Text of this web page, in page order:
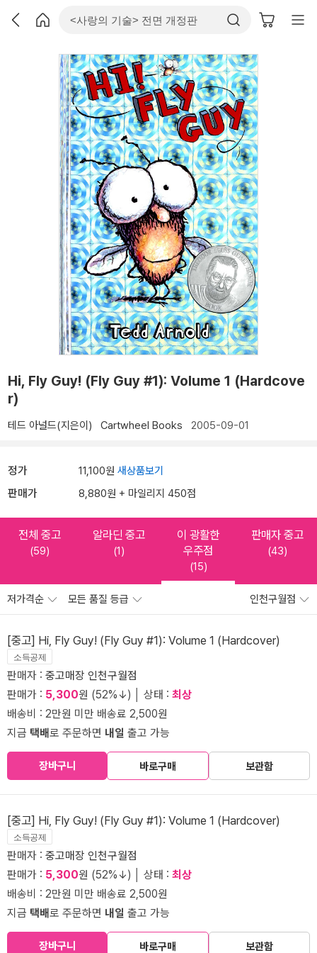
Hi, Fly Guy! (Fly Guy #1): Volume 1 (Hardcove
r)
테드 아널드(지은이) Cartwheel Books 2005-09-01
정가 11,100원 새상품보기
판매가 8,880원 + 마일리지 450점
전체 중고
(59)
알라딘 중고
(1)
이 광활한
우주점
(15)
판매자 중고
(43)
저가격순 모든 품질 등급 인천구월점
[중고] Hi, Fly Guy! (Fly Guy #1): Volume 1 (Hardcover)
소득공제
판매자 : 중고매장 인천구월점
판매가 : 5,300원 (52%↓) │ 상태 : 최상
배송비 : 2만원 미만 배송료 2,500원
지금 택배로 주문하면 내일 출고 가능
장바구니 바로구매 보관함
[중고] Hi, Fly Guy! (Fly Guy #1): Volume 1 (Hardcover)
소득공제
판매자 : 중고매장 인천구월점
판매가 : 5,300원 (52%↓) │ 상태 : 최상
배송비 : 2만원 미만 배송료 2,500원
지금 택배로 주문하면 내일 출고 가능
장바구니 바로구매 보관함